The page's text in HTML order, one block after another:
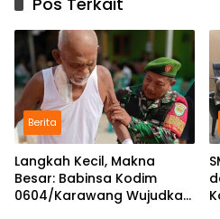
Berita
Langkah Kecil, Makna
Besar: Babinsa Kodim
0604/Karawang Wujudkan